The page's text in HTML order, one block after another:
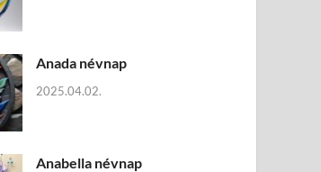
Anada névnap
2025.04.02.
Anabella névnap